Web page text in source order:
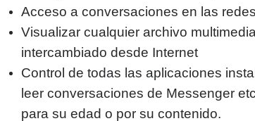
Acceso a conversaciones en las
Visualizar cualquier archivo
intercambiado desde Internet
Control de todas las aplicaciones
leer conversaciones de Messenger
para su edad o por su contenido.